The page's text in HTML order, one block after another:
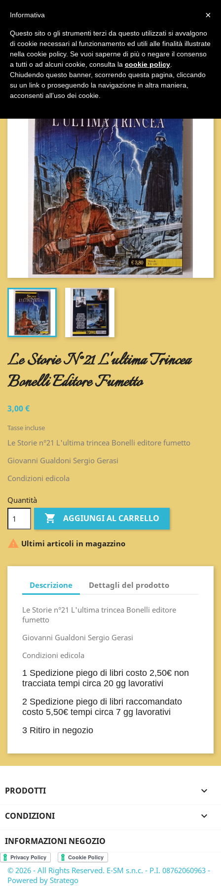


Le Storie N°21 L'ultima Trincea
Bonelli Editore Fumetto
3,00 €
Tasse incluse
Le Storie n°21 L'ultima trincea Bonelli editore fumetto
Giovanni Gualdoni Sergio Gerasi
Condizioni edicola
Quantità
 AGGIUNGI AL CARRELLO
 Ultimi articoli in magazzino
Descrizione Dettagli del prodotto
Le Storie n°21 L'ultima trincea Bonelli editore
fumetto
Giovanni Gualdoni Sergio Gerasi
Condizioni edicola
1 Spedizione piego di libri costo 2,50€ non
tracciata tempi circa 20 gg lavorativi
2 Spedizione piego di libri raccomandato
costo 5,50€ tempi circa 7 gg lavorativi
3 Ritiro in negozio
PRODOTTI 
CONDIZIONI 
INFORMAZIONI NEGOZIO
© 2026 - All Rights Reserved. E-SM s.n.c. - P.I. 08762060963 -
Powered by Stratego
×
Informativa
Questo sito o gli strumenti terzi da questo utilizzati si avvalgono
di cookie necessari al funzionamento ed utili alle finalità illustrate
nella cookie policy. Se vuoi saperne di più o negare il consenso
a tutti o ad alcuni cookie, consulta la cookie policy
Chiudendo questo banner, scorrendo questa pagina, cliccando
su un link o proseguendo la navigazione in altra maniera,
acconsenti all’uso dei cookie.